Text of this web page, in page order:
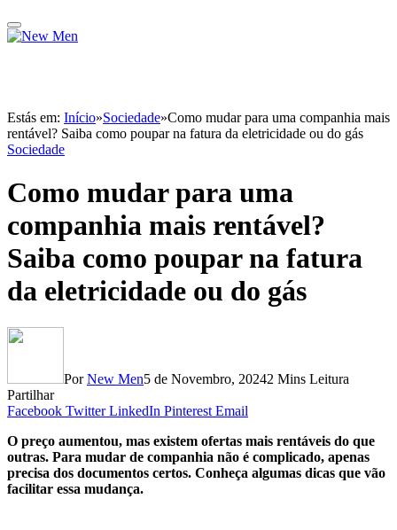
Estás em: Início»Sociedade»Como mudar para uma companhia mais
rentável? Saiba como poupar na fatura da eletricidade ou do gás
Sociedade
Como mudar para uma
companhia mais rentável?
Saiba como poupar na fatura
da eletricidade ou do gás
Por New Men5 de Novembro, 20242 Mins Leitura
Partilhar
Facebook Twitter LinkedIn Pinterest Email
O preço aumentou, mas existem ofertas mais rentáveis do que
outras. Para mudar de companhia não é complicado, apenas
precisa dos documentos certos. Conheça algumas dicas que vão
facilitar essa mudança.